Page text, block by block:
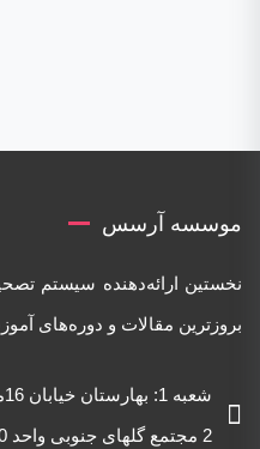
موسسه آرسس
نخستین ارائه‌دهنده‌ سیستم
بروزترین مقالات و دوره‌های
2 مجتمع گلهای جنوبی واحد 210